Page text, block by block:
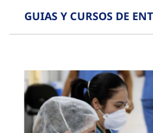
GUIAS Y CURSOS DE